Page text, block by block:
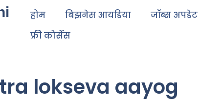
होम बिझनेस आयडिया जॉब्स अपडेट
फ्री कोर्सेस
lokseva aayog